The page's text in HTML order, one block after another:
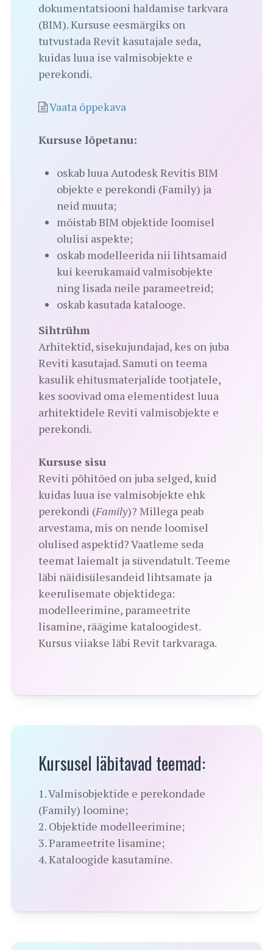
dokumentatsiooni haldamise tarkvara
(BIM). Kursuse eesmärgiks on
tutvustada Revit kasutajale seda,
kuidas luua ise valmisobjekte e
perekondi.
Vaata õppekava
Kursuse lõpetanu:
oskab luua Autodesk Revitis BIM
objekte e perekondi (Family) ja
neid muuta;
mõistab BIM objektide loomisel
olulisi aspekte;
oskab modelleerida nii lihtsamaid
kui keerukamaid valmisobjekte
ning lisada neile parameetreid;
oskab kasutada katalooge.
Sihtrühm
Arhitektid, sisekujundajad, kes on juba
Reviti kasutajad. Samuti on teema
kasulik ehitusmaterjalide tootjatele,
kes soovivad oma elementidest luua
arhitektidele Reviti valmisobjekte e
perekondi.
Kursuse sisu
Reviti põhitõed on juba selged, kuid
kuidas luua ise valmisobjekte ehk
perekondi (Family)? Millega peab
arvestama, mis on nende loomisel
olulised aspektid? Vaatleme seda
teemat laiemalt ja süvendatult. Teeme
läbi näidisülesandeid lihtsamate ja
keerulisemate objektidega:
modelleerimine, parameetrite
lisamine, räägime kataloogidest.
Kursus viiakse läbi Revit tarkvaraga.
Kursusel läbitavad teemad:
1. Valmisobjektide e perekondade
(Family) loomine;
2. Objektide modelleerimine;
3. Parameetrite lisamine;
4. Kataloogide kasutamine.